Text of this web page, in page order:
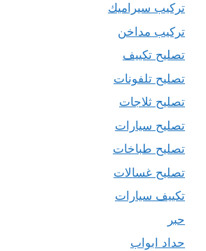
تركيب سيراميك
تركيب مداخن
تصليح تكييف
تصليح تلفونات
تصليح ثلاجات
تصليح سيارات
تصليح طباخات
تصليح غسالات
تكييف سيارات
حبر
حداد ابواب